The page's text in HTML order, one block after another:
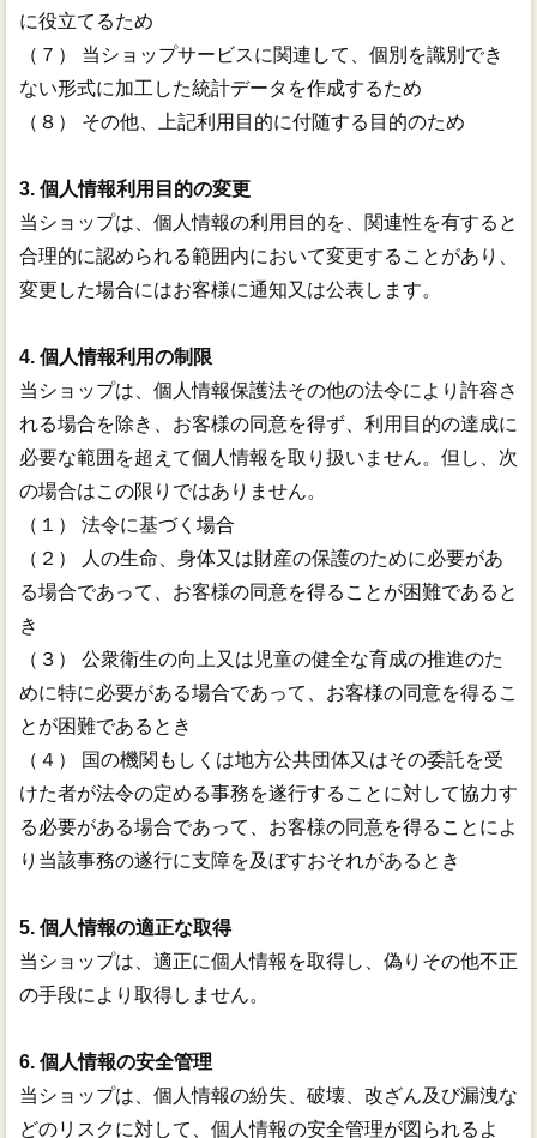
に役立てるため
（７） 当ショップサービスに関連して、個別を識別でき
ない形式に加工した統計データを作成するため
（８） その他、上記利用目的に付随する目的のため
3. 個人情報利用目的の変更
当ショップは、個人情報の利用目的を、関連性を有すると
合理的に認められる範囲内において変更することがあり、
変更した場合にはお客様に通知又は公表します。
4. 個人情報利用の制限
当ショップは、個人情報保護法その他の法令により許容さ
れる場合を除き、お客様の同意を得ず、利用目的の達成に
必要な範囲を超えて個人情報を取り扱いません。但し、次
の場合はこの限りではありません。
（１） 法令に基づく場合
（２） 人の生命、身体又は財産の保護のために必要があ
る場合であって、お客様の同意を得ることが困難であると
き
（３） 公衆衛生の向上又は児童の健全な育成の推進のた
めに特に必要がある場合であって、お客様の同意を得るこ
とが困難であるとき
（４） 国の機関もしくは地方公共団体又はその委託を受
けた者が法令の定める事務を遂行することに対して協力す
る必要がある場合であって、お客様の同意を得ることによ
り当該事務の遂行に支障を及ぼすおそれがあるとき
5. 個人情報の適正な取得
当ショップは、適正に個人情報を取得し、偽りその他不正
の手段により取得しません。
6. 個人情報の安全管理
当ショップは、個人情報の紛失、破壊、改ざん及び漏洩な
どのリスクに対して、個人情報の安全管理が図られるよ